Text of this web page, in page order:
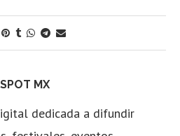
MX
dedicada a difundir